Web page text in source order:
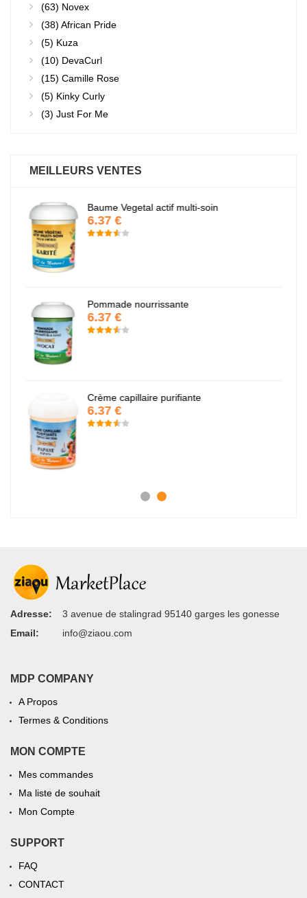
(63) Novex
(38) African Pride
(5) Kuza
(10) DevaCurl
(15) Camille Rose
(5) Kinky Curly
(3) Just For Me
MEILLEURS VENTES
Baume Vegetal actif multi-soin
6.37 €
Pommade nourrissante
6.37 €
Crème capillaire purifiante
6.37 €
Adresse:
3 avenue de stalingrad 95140 garges les gonesse
Email:
info@ziaou.com
MDP COMPANY
A Propos
Termes & Conditions
MON COMPTE
Mes commandes
Ma liste de souhait
Mon Compte
SUPPORT
FAQ
CONTACT